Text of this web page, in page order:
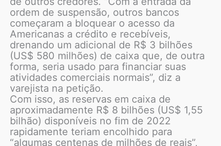
ordem de suspensão, outros bancos
começaram a bloquear o acesso da
Americanas a crédito e recebíveis,
drenando um adicional de R$ 3 bilhões
(US$ 580 milhões) de caixa que, de outra
forma, seria usado para financiar suas
atividades comerciais normais”, diz a
varejista na petição.
Com isso, as reservas em caixa de
aproximadamente R$ 8 bilhões (US$ 1,55
bilhão) disponíveis no fim de 2022
rapidamente teriam encolhido para
“algumas centenas de milhões de reais”,